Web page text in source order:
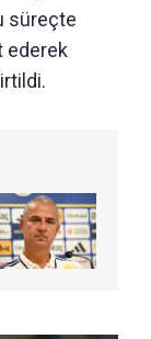
süreçte
ederek